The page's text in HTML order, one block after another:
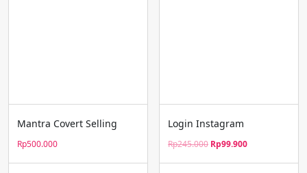
Mantra Covert Selling
Rp500.000
Login Instagram
Rp245.000 Original
Rp99.900Current